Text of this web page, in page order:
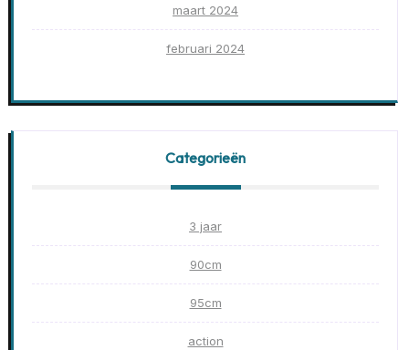
maart 2024
februari 2024
Categorieën
3 jaar
90cm
95cm
action